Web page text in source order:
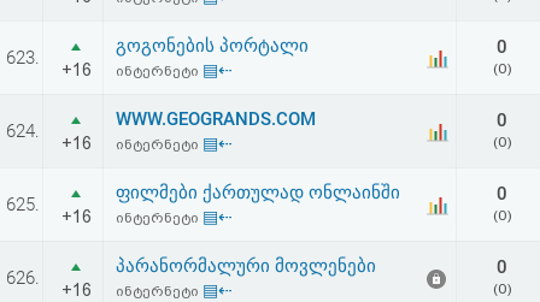
ავტორიზაცია
რეგისტრაცია
აღდგენა
HTML
623.
+16
გოგონების პორტალი
ინტერნეტი ▤⇠
0
(0)
624.
+16
WWW.GEOGRANDS.COM
ინტერნეტი ▤⇠
0
(0)
625.
+16
ფილმები ქართულად ონლაინში
ინტერნეტი ▤⇠
0
(0)
626.
+16
პარანორმალური მოვლენები
ინტერნეტი ▤⇠
0
(0)